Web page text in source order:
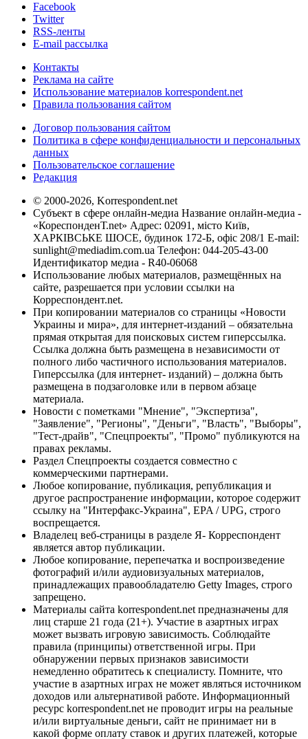
Facebook
Twitter
RSS-ленты
E-mail рассылка
Контакты
Реклама на сайте
Использование материалов korrespondent.net
Правила пользования сайтом
Договор пользования сайтом
Политика в сфере конфиденциальности и персональных
данных
Пользовательское соглашение
Редакция
© 2000-2026, Korrespondent.net
Субъект в сфере онлайн-медиа Название онлайн-медиа -
«КореспонденТ.net» Адрес: 02091, місто Київ,
ХАРКІВСЬКЕ ШОСЕ, будинок 172-Б, офіс 208/1 E-mail:
sunlight@mediadim.com.ua Телефон: 044-205-43-00
Идентификатор медиа - R40-06068
Использование любых материалов, размещённых на
сайте, разрешается при условии ссылки на
Корреспондент.net.
При копировании материалов со страницы «Новости
Украины и мира», для интернет-изданий – обязательна
прямая открытая для поисковых систем гиперссылка.
Ссылка должна быть размещена в независимости от
полного либо частичного использования материалов.
Гиперссылка (для интернет- изданий) – должна быть
размещена в подзаголовке или в первом абзаце
материала.
Новости с пометками "Мнение", "Экспертиза",
"Заявление", "Регионы", "Деньги", "Власть", "Выборы",
"Тест-драйв", "Спецпроекты", "Промо" публикуются на
правах рекламы.
Раздел Спецпроекты создается совместно с
коммерческими партнерами.
Любое копирование, публикация, републикация и
другое распространение информации, которое содержит
ссылку на "Интерфакс-Украина", EPA / UPG, строго
воспрещается.
Владелец веб-страницы в разделе Я- Корреспондент
является автор публикации.
Любое копирование, перепечатка и воспроизведение
фотографий и/или аудиовизуальных материалов,
принадлежащих правообладателю Getty Images, строго
запрещено.
Материалы сайта korrespondent.net предназначены для
лиц старше 21 года (21+). Участие в азартных играх
может вызвать игровую зависимость. Соблюдайте
правила (принципы) ответственной игры. При
обнаружении первых признаков зависимости
немедленно обратитесь к специалисту. Помните, что
участие в азартных играх не может являться источником
доходов или альтернативой работе. Информационный
ресурс korrespondent.net не проводит игры на реальные
и/или виртуальные деньги, сайт не принимает ни в
какой форме оплату ставок и других платежей, которые